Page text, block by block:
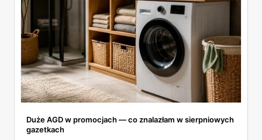
Duże AGD w promocjach — co znalazłam w sierpniowych
gazetkach